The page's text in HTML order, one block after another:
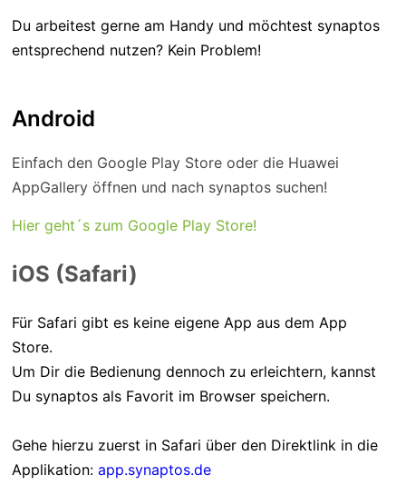
Du arbeitest gerne am Handy und möchtest synaptos
entsprechend nutzen? Kein Problem!
Android
Einfach den Google Play Store oder die Huawei
AppGallery öffnen und nach synaptos suchen!
Hier geht´s zum Google Play Store!
iOS (Safari)
Für Safari gibt es keine eigene App aus dem App
Store.
Um Dir die Bedienung dennoch zu erleichtern, kannst
Du synaptos als Favorit im Browser speichern.
Gehe hierzu zuerst in Safari über den Direktlink in die
Applikation: app.synaptos.de